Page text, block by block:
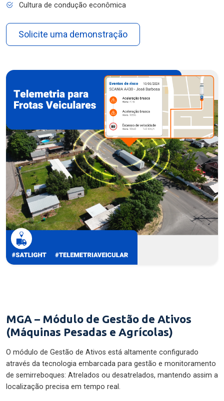
Cultura de condução econômica
Solicite uma demonstração
MGA – Módulo de Gestão de Ativos
(Máquinas Pesadas e Agrícolas)
O módulo de Gestão de Ativos está altamente configurado
através da tecnologia embarcada para gestão e monitoramento
de semirreboques: Atrelados ou desatrelados, mantendo assim a
localização precisa em tempo real.